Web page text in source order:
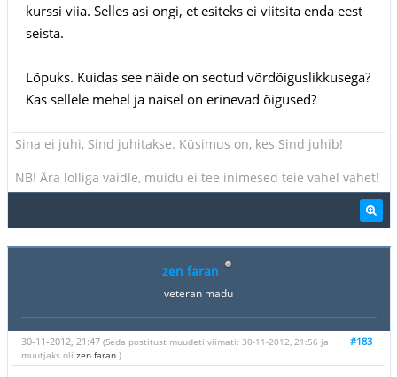
kurssi viia. Selles asi ongi, et esiteks ei viitsita enda eest
seista.
Lõpuks. Kuidas see näide on seotud võrdõiguslikkusega?
Kas sellele mehel ja naisel on erinevad õigused?
Sina ei juhi, Sind juhitakse. Küsimus on, kes Sind juhib!
NB! Ära lolliga vaidle, muidu ei tee inimesed teie vahel vahet!
zen faran
veteran madu
#183
30-11-2012, 21:47 (Seda postitust muudeti viimati: 30-11-2012, 21:56 ja
muutjaks oli zen faran.)